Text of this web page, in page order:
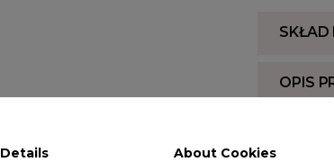
SKŁAD
OPIS
Regular fit,
long staple
Details About Cookies